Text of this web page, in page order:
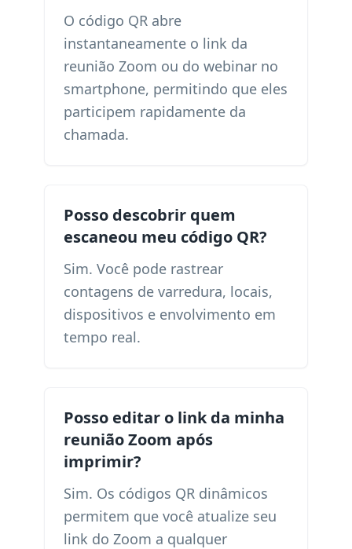
O código QR abre
instantaneamente o link da
reunião Zoom ou do webinar no
smartphone, permitindo que eles
participem rapidamente da
chamada.
Posso descobrir quem
escaneou meu código QR?
Sim. Você pode rastrear
contagens de varredura, locais,
dispositivos e envolvimento em
tempo real.
Posso editar o link da minha
reunião Zoom após
imprimir?
Sim. Os códigos QR dinâmicos
permitem que você atualize seu
link do Zoom a qualquer